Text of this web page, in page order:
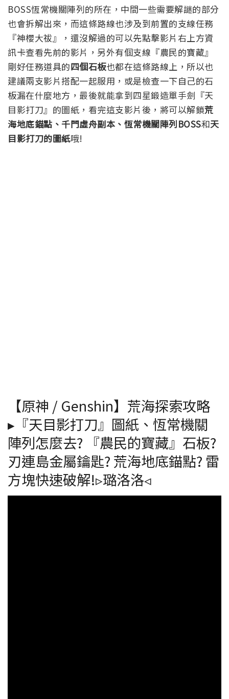
BOSS恆常機關陣列的所在，中間一些需要解謎的部分
也會拆解出來，而這條路線也涉及到前置的支線任務
『神櫻大祓』，還沒解過的可以先點擊影片右上方資
訊卡查看先前的影片，另外有個支線『農民的寶藏』
剛好任務道具的四個石板也都在這條路線上，所以也
建議兩支影片搭配一起服用，或是檢查一下自己的石
板漏在什麼地方，最後就能拿到四星鍛造單手劍『天
目影打刀』的圖紙，看完這支影片後，將可以解鎖荒
海地底錨點、千門虛舟副本、恆常機關陣列BOSS和天
目影打刀的圖紙哦!
【原神 / Genshin】荒海探索攻略
▸『天目影打刀』圖紙、恆常機關
陣列怎麼去? 『農民的寶藏』石板?
刃連島金屬鑰匙? 荒海地底錨點? 雷
方塊快速破解!▹璐洛洛◃